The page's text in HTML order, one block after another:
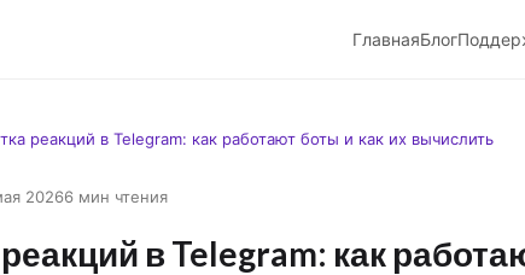
ГлавнаяБлог
реакций в Telegram: как работают боты и как их вычислить
20266 мин чтения
в Telegram: как